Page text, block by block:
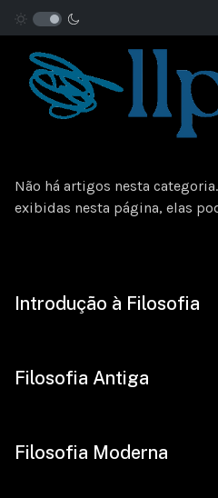
Não há artigos nesta
exibidas nesta página, elas
Introdução à Filosofia
Filosofia Antiga
Filosofia Moderna